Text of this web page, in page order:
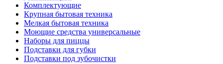
Комплектующие
Крупная бытовая техника
Мелкая бытовая техника
Моющие средства универсальные
Наборы для пиццы
Подставки для губки
Подставки под зубочистки